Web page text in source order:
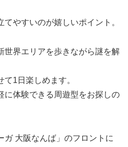
やすいのが嬉しいポイント。
世界エリアを歩きながら謎を解
1日楽しめます。
に体験できる周遊型をお探しの
ガ 大阪なんば」のフロントに